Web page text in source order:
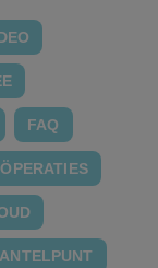
FAQ